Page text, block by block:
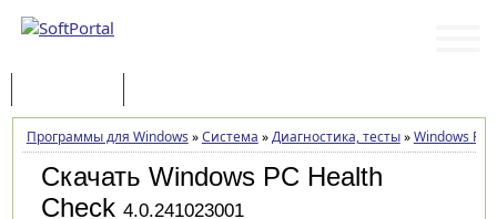
Программы для Windows »Система »Диагностика, тесты»Windows PC
Скачать Windows PC Health
Check 4.0.241023001